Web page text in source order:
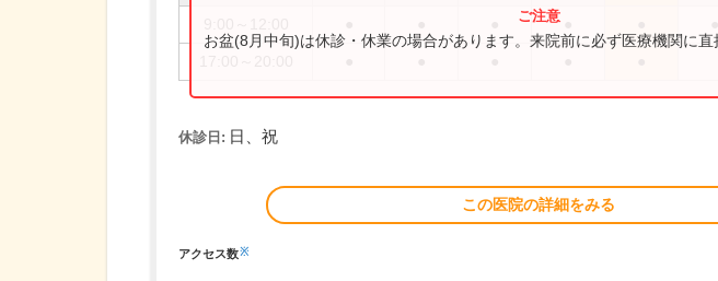
お盆(8月中旬)は休診・休業の場合があります。来院前に必ず医療機関に直
休診日: 日、祝
この医院の詳細をみる
アクセス数※